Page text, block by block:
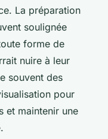
La préparation
soulignée
forme de
nuire à leur
souvent des
pour
et maintenir une